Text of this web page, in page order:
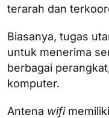
terarah dan
Biasanya, tugas
untuk menerima
berbagai
komputer.
Antena wifi